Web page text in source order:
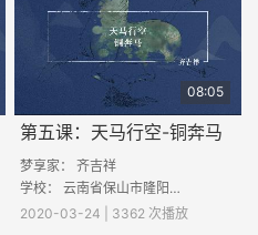
08:05
第五课：天马行空-铜奔马
梦享家： 齐吉祥
学校： 云南省保山市隆阳区第四中学
2020-03-24 | 3362 次播放